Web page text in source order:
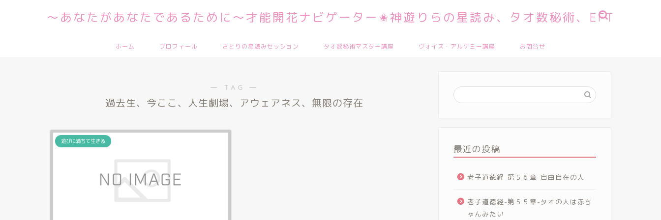
～あなたがあなたであるために～才能開花ナビゲーター✬神遊りらの星読み、タオ数秘術、EFT
ホーム プロフィール さとりの星読みセッション タオ数秘術マスター講座 ヴォイス・アルケミー講座 お問合せ
― TAG ―
過去生、今ここ、人生劇場、アウェアネス、無限の存在
遊びに満ちて生きる
最近の投稿
老子道徳経-第５６章-自由自在の人
老子道徳経-第５５章-タオの人は赤ち
ゃんみたい